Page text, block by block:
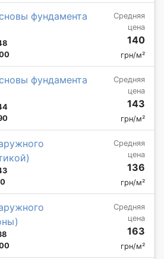
фундамента
Средняя
цена
140
грн/м²
фундамента
Средняя
цена
143
грн/м²
Средняя
цена
136
грн/м²
Средняя
цена
163
грн/м²